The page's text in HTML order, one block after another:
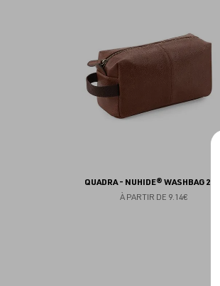
QUADRA - NUHIDE® WASHBAG 220G
À PARTIR DE 9.14€